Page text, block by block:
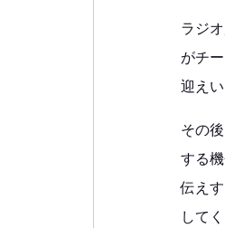
ラジ
がチ
迎え
その
する
伝え
して